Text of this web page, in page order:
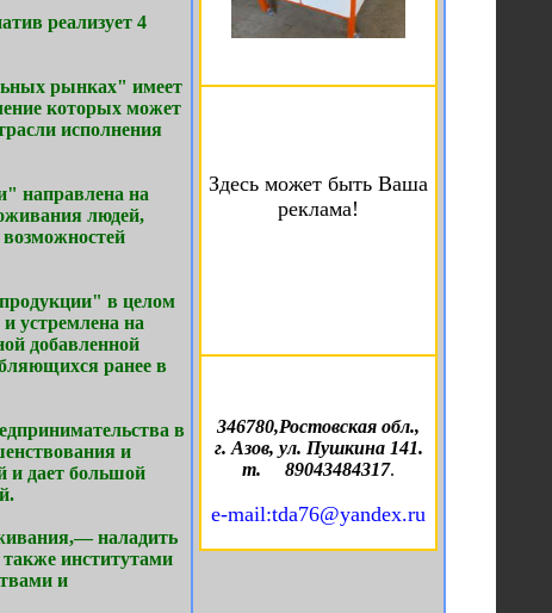
реализует 4
рынках" имеет
которых может
исполнения
направлена на
людей,
в целом
устремлена на
добавленной
ранее в
в
и
и дает большой
наладить
институтами
и
Здесь может быть Ваша
реклама!
346780,Ростовская обл.,
г. Азов, ул. Пушкина 141.
т. 89043484317.
e-mail:tda76@yandex.ru